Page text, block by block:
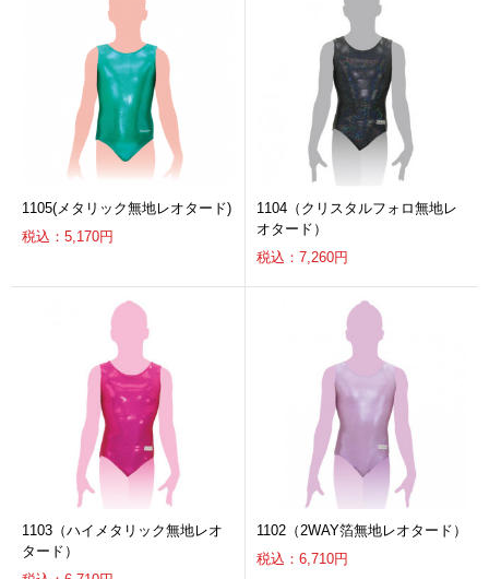
1105(メタリック無地レオタード)
税込：5,170円
1104（クリスタルフォロ無地レ
オタード）
税込：7,260円
1103（ハイメタリック無地レオ
タード）
1102（2WAY箔無地レオタード）
税込：6,710円